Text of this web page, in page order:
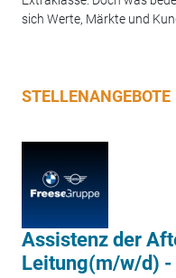
sich Werte, Märkte und
STELLENANGEBOTE
Assistenz der
Leitung(m/w/d) -